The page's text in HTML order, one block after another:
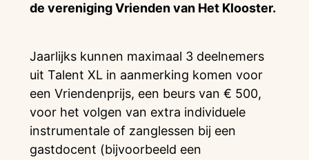
de vereniging Vrienden van Het Klooster.
Jaarlijks kunnen maximaal 3 deelnemers
uit Talent XL in aanmerking komen voor
een Vriendenprijs, een beurs van € 500,
voor het volgen van extra individuele
instrumentale of zanglessen bij een
gastdocent (bijvoorbeeld een